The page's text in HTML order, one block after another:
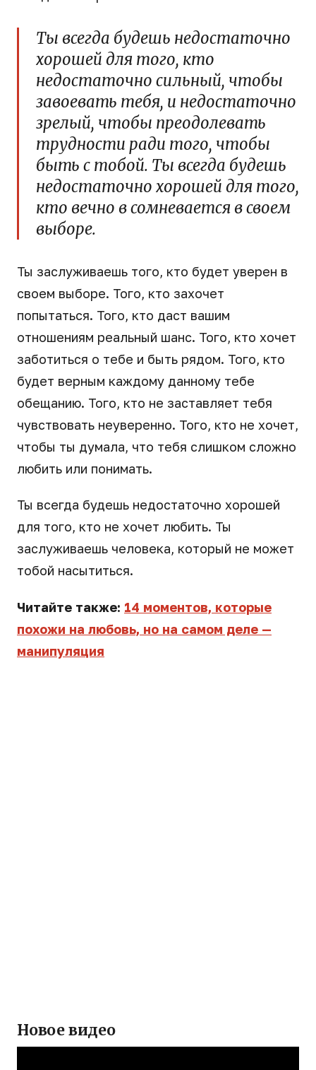
Ты всегда будешь недостаточно
хорошей для того, кто
недостаточно сильный, чтобы
завоевать тебя, и недостаточно
зрелый, чтобы преодолевать
трудности ради того, чтобы
быть с тобой. Ты всегда будешь
недостаточно хорошей для того,
кто вечно в сомневается в своем
выборе.
Ты заслуживаешь того, кто будет уверен в
своем выборе. Того, кто захочет
попытаться. Того, кто даст вашим
отношениям реальный шанс. Того, кто хочет
заботиться о тебе и быть рядом. Того, кто
будет верным каждому данному тебе
обещанию. Того, кто не заставляет тебя
чувствовать неуверенно. Того, кто не хочет,
чтобы ты думала, что тебя слишком сложно
любить или понимать.
Ты всегда будешь недостаточно хорошей
для того, кто не хочет любить. Ты
заслуживаешь человека, который не может
тобой насытиться.
Читайте также: 14 моментов, которые
похожи на любовь, но на самом деле —
манипуляция
Новое видео